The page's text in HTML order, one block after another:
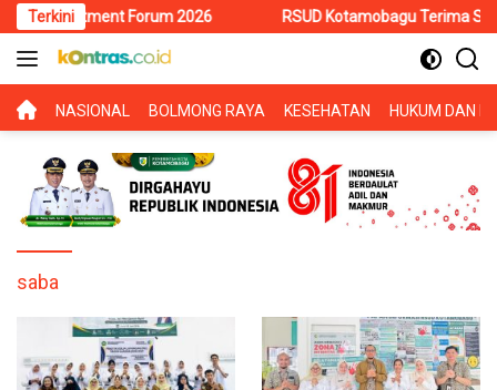
Langsung
ke
konten
TerkiniForum 2026 RSUD Kotamobagu Terima Siswa
BERANDA
NASIONAL BOLMONG RAYA KESEHATAN HUKUM DAN
saba